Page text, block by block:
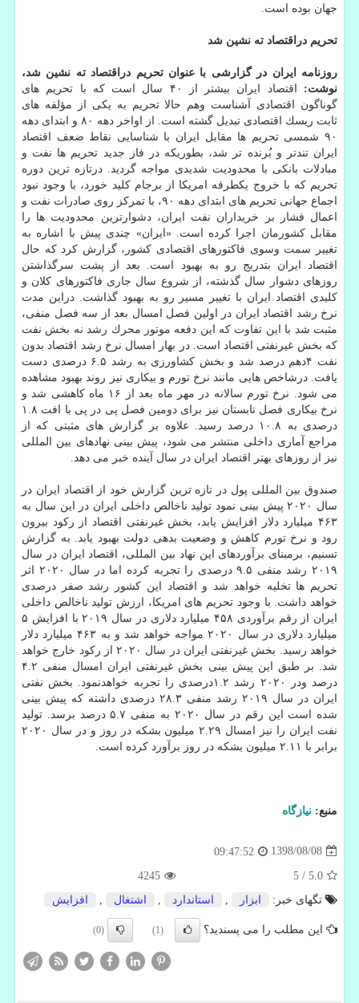
جهان بوده است.
تحریم دراقتصاد ته نشین شد
روزنامه ایران در گزارشی با عنوان تحریم دراقتصاد ته نشین شد،
نوشت:
اقتصاد ایران بیشتر از ۴۰ سال است كه با تحریم های
گوناگون اقتصادی آشناست وهم حالا تحریم به یكی از مؤلفه های
ثابت ریسك اقتصادی تبدیل گشته است. از اواخر دهه ۸۰ و ابتدای دهه
۹۰ شمسی تحریم ها مقابل ایران با شناسایی نقاط ضعف اقتصاد
ایران تندتر و بُرنده تر شد، بطوریكه در فاز جدید تحریم ها نفت و
مبادلات بانكی با محدودیت شدیدی مواجه گردید. درتازه ترین دوره
تحریم كه با خروج یكطرفه امریكا از برجام كلید خورد، با وجود نبود
اجماع جهانی تحریم های ابتدای دهه ۹۰، با تمركز روی صادرات نفت و
اعمال فشار بر خریداران نفت ایران، دشوارترین محدودیت ها را
مقابل كشورمان اجرا كرده است. «ایران» چندی پیش با اشاره به
تغییر سمت وسوی فاكتورهای اقتصادی كشور، گزارش كرد كه حال
اقتصاد ایران بتدریج رو به بهبود است. بعد از پشت سرگذاشتن
روزهای دشوار سال گذشته، از شروع سال جاری فاكتورهای كلان و
كلیدی اقتصاد ایران با تغییر مسیر رو به بهبود گذاشت. دراین مدت
نرخ رشد اقتصاد ایران در اولین فصل امسال بعد از سه فصل منفی،
مثبت شد با این تفاوت كه این دفعه موتور محرك رشد نه بخش نفت
كه بخش غیرنفتی اقتصاد است. در بهار امسال نرخ رشد اقتصاد بدون
نفت ۴دهم درصد شد و بخش كشاورزی به رشد ۶.۵ درصدی دست
یافت. درشاخص هایی مانند نرخ تورم و بیكاری نیز روند بهبود مشاهده
می شود. نرخ تورم سالانه در مهر ماه بعد از ۱۶ ماه كاهشی شد و
نرخ بیكاری فصل تابستان نیز برای دومین فصل پی در پی با افت ۱.۸
درصدی به ۱۰.۸ درصد رسید. علاوه بر گزارش های مثبتی كه از
مراجع آماری داخلی منتشر می شود، پیش بینی نهادهای بین المللی
نیز از روزهای بهتر اقتصاد ایران در سال آینده خبر می دهد.
صندوق بین المللی پول در تازه ترین گزارش خود از اقتصاد ایران در
سال ۲۰۲۰ پیش بینی نمود تولید ناخالص داخلی ایران در این سال به
۴۶۳ میلیارد دلار افزایش یابد، بخش غیرنفتی اقتصاد از ركود بیرون
رود و نرخ تورم كاهش و وضعیت بدهی دولت بهبود یابد. به گزارش
تسنیم، برمبنای برآوردهای این نهاد بین المللی، اقتصاد ایران در سال
۲۰۱۹ رشد منفی ۹.۵ درصدی را تجربه كرده اما در سال ۲۰۲۰ اثر
تحریم ها تخلیه خواهد شد و اقتصاد این كشور رشد صفر درصدی
خواهد داشت. با وجود تحریم های امریكا، ارزش تولید ناخالص داخلی
ایران از رقم برآوردی ۴۵۸ میلیارد دلاری در سال ۲۰۱۹ با افزایش ۵
میلیارد دلاری در سال ۲۰۲۰ مواجه خواهد شد و به ۴۶۳ میلیارد دلار
خواهد رسید. بخش غیرنفتی ایران در سال ۲۰۲۰ از ركود خارج خواهد
شد. بر طبق این پیش بینی بخش غیرنفتی ایران امسال منفی ۴.۲
درصد ودر ۲۰۲۰ رشد ۱.۲درصدی را تجربه خواهدنمود. بخش نفتی
ایران در سال ۲۰۱۹ رشد منفی ۲۸.۳ درصدی داشته كه پیش بینی
شده است این رقم در سال ۲۰۲۰ به منفی ۵.۷ درصد برسد. تولید
نفت ایران را نیز امسال ۲.۲۹ میلیون بشكه در روز و در سال ۲۰۲۰
برابر با ۲.۱۱ میلیون بشكه در روز برآورد كرده است.
منبع: نیازگاه
1398/08/08
09:47:52
5.0
/
5
4245
تگهای خبر:
ابزار استاندارد اشتغال افزایش
این مطلب را می پسندید؟ (1)
(0)